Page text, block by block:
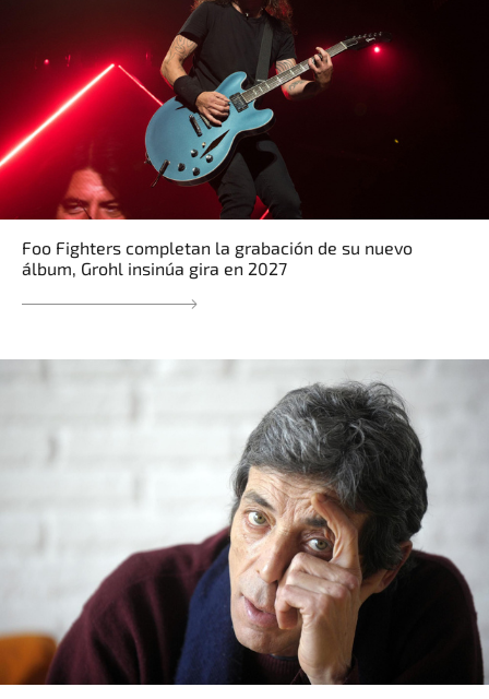
Foo Fighters completan la grabación de su nuevo
álbum, Grohl insinúa gira en 2027